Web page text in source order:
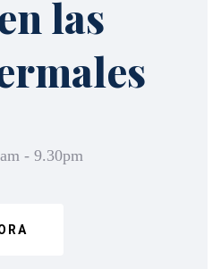
las
- 9.30pm